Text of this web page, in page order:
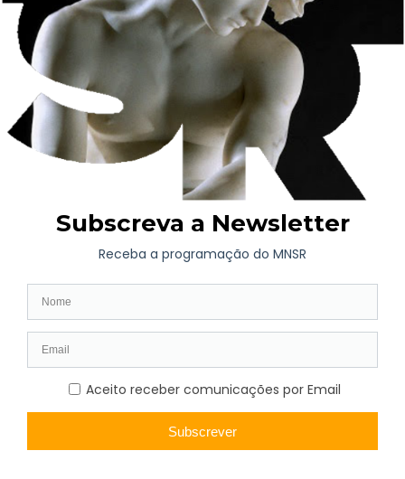
desafios do presente e do futuro. Cabe aos museus criar e
avançar com instrumentos e metodologias sólidas para
incrementar a mediação com a sociedade, não só de dentro para
fora, como e sobretudo de fora para dentro, assumindo-se como
lugares de efetiva participação cultural, social e cívica. Tudo
isto só é possível obviamente mediante a existência de equipas
de profissionais qualificados nos museus, criando-se para tal
efetivas políticas de formação, recrutamento, valorização das
Nos últimos anos, o Museu Nacional Soares dos Reis tem
vindo paulatinamente a sedimentar, com sucesso, o caminho da
comunidades, transformando-se, cada vez mais, num espaço
plural, de diálogo, de partilha e de inclusão, promovendo a
criatividade, a participação crítica e o bem-estar de públicos,
cada vez mais alargados. Este esforço de transformação num
Museu de Pessoas, por Pessoas para Pessoasganha forma,
entre outras, em renovados e atualizados programas expositivos,
de valorização das acessibilidades, nas suas múltiplas vertentes.
Que o vasto programa de atividades, pensado para este Dia
Internacional e esta Noite dos Museus no Museu Nacional dos
Soares dos Reis, com palestras, conversas, visitas e oficinas,